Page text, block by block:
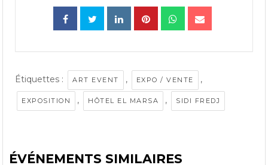
Étiquettes : ART EVENT , EXPO / VENTE ,
EXPOSITION , HÔTEL EL MARSA , SIDI FREDJ
ÉVÉNEMENTS SIMILAIRES